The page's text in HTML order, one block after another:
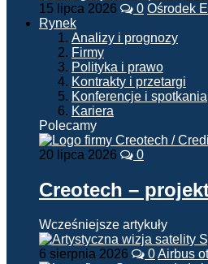
15 lipca 2026 0 Ośrodek
Rynek
Analizy i prognozy
Firmy
Polityka i prawo
Kontrakty i przetargi
Konferencje i spotkania
Kariera
Polecamy
20 lipca 2026 0
Creotech –
Wcześniejsze artykuły
6 sierpnia 2026 0Airbus